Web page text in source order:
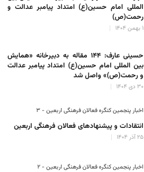
المللی امام حسین(ع) امتداد پیامبر عدالت و
رحمت(ص)
۱ بهمن ۱۴۰۴
حسینی عارف: ۱۴۴ مقاله به دبیرخانه «همایش
بین المللی امام حسین(ع) امتداد پیامبر عدالت
و رحمت(ص)» واصل شد
۳۰ دی ۱۴۰۴
اخبار پنجمین کنگره فعالان فرهنگی اربعین - ۳
انتقادات و پیشنهادهای فعالان فرهنگی اربعین
۲۵ آذر ۱۴۰۴
اخبار پنجمین کنگره فعالان فرهنگی اربعین - ۲